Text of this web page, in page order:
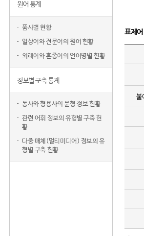
원어 통계
품사별 현황
일상어와 전문어의 원어 현황
외래어와 혼종어의 언어명별 현황
정보별 구축 통계
동사와 형용사의 문형 정보 현황
관련 어휘 정보의 유형별 구축 현
황
다중 매체(멀티미디어) 정보의 유
형별 구축 현황
표제
붙